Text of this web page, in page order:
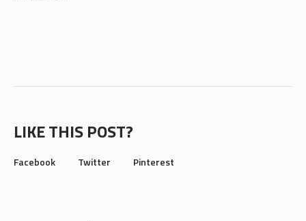
LIKE THIS POST?
Facebook Twitter Pinterest